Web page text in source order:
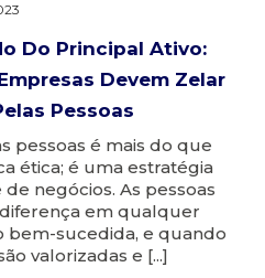
Do Principal Ativo:
Devem Zelar
Pessoas
pessoas é mais do que
ética; é uma estratégia
negócios. As pessoas
em qualquer
bem-sucedida, e quando
valorizadas e [...]